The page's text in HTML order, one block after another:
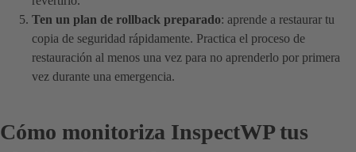
Ten un plan de rollback preparado: aprende a restaurar tu
copia de seguridad rápidamente. Practica el proceso de
restauración al menos una vez para no aprenderlo por primera
vez durante una emergencia.
Cómo monitoriza InspectWP tus